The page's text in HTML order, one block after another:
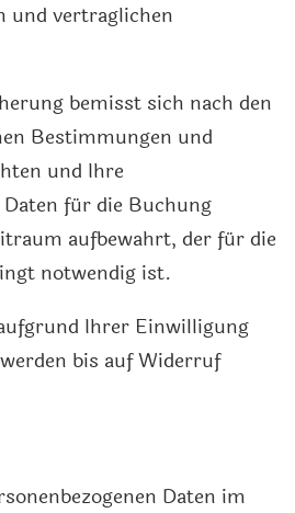
und vertraglichen
bemisst sich nach den
Bestimmungen und
und Ihre
Daten für die Buchung
aufbewahrt, der für die
notwendig ist.
Ihrer Einwilligung
bis auf Widerruf
Daten im